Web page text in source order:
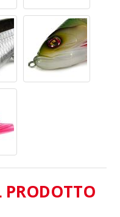
PRODOTTO